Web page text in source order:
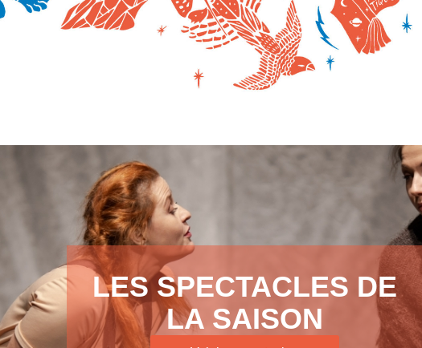
LES SPECTACLES DE
LA SAISON